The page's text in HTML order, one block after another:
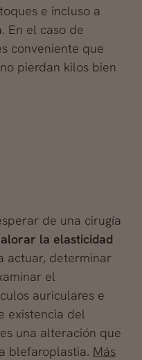
e incluso a
En el caso de
conveniente que
pierdan kilos bien
de una cirugía
la elasticidad
actuar, determinar
el
auriculares e
existencia del
una alteración que
blefaroplastia. Más